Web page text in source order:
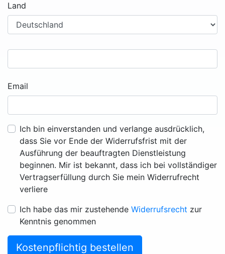
Land
Email
Ich bin einverstanden und verlange ausdrücklich,
dass Sie vor Ende der Widerrufsfrist mit der
Ausführung der beauftragten Dienstleistung
beginnen. Mir ist bekannt, dass ich bei vollständiger
Vertragserfüllung durch Sie mein Widerrufrecht
verliere
Ich habe das mir zustehende Widerrufsrecht zur
Kenntnis genommen
Kostenpflichtig bestellen